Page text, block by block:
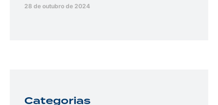
28 de outubro de 2024
Categorias